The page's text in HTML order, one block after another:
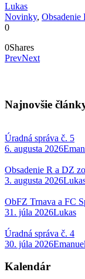
Lukas
Novinky, Obsadenie
0
0Shares
PrevNext
Najnovšie
Úradná správa č. 5
6. augusta 2026
Obsadenie R a DZ
3. augusta 2026
ObFZ Trnava a FC
31. júla 2026Lukas
Úradná správa č. 4
30. júla 2026
Kalendár